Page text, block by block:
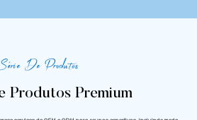
De Produtos
Produtos Premium